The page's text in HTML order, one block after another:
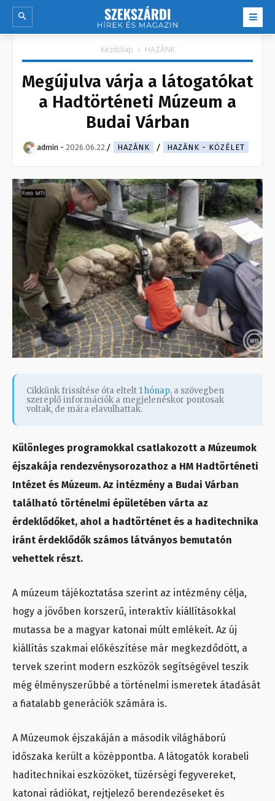
Kezdőlap HAZÁNK
Megújulva várja a látogatókat
a Hadtörténeti Múzeum a
Budai Várban
admin - 2026.06.22. HAZÁNK HAZÁNK - KÖZÉLET
Cikkünk frissítése óta eltelt 1 hónap, a szövegben
szereplő információk a megjelenéskor pontosak
voltak, de mára elavulhattak.
Különleges programokkal csatlakozott a Múzeumok
éjszakája rendezvénysorozathoz a HM Hadtörténeti
Intézet és Múzeum. Az intézmény a Budai Várban
található történelmi épületében várta az
érdeklődőket, ahol a hadtörténet és a haditechnika
iránt érdeklődők számos látványos bemutatón
vehettek részt.
A múzeum tájékoztatása szerint az intézmény célja,
hogy a jövőben korszerű, interaktív kiállításokkal
mutassa be a magyar katonai múlt emlékeit. Az új
kiállítás szakmai előkészítése már megkezdődött, a
tervek szerint modern eszközök segítségével teszik
még élményszerűbbé a történelmi ismeretek átadását
a fiatalabb generációk számára is.
A Múzeumok éjszakáján a második világháború
időszaka került a középpontba. A látogatók korabeli
haditechnikai eszközöket, tüzérségi fegyvereket,
katonai rádiókat, rejtjelező berendezéseket és